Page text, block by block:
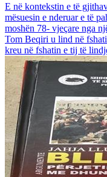
E në kontekstin e të
mësuesin e nderuar e të
moshën 78- vjeçare nga
Tom Beqiri u lind në
kreu në fshatin e tij të